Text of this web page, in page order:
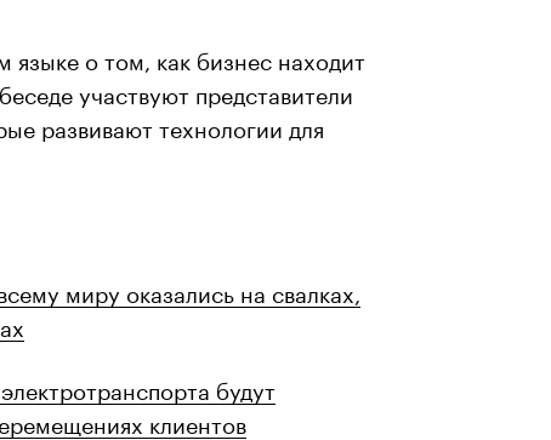
языке о том, как бизнес находит
участвуют представители
развивают технологии для
миру оказались на свалках,
будут
клиентов